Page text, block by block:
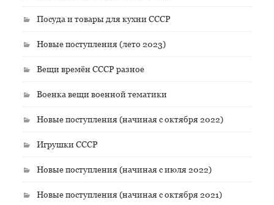
Посуда и товары для кухни СССР
Новые поступления (лето 2023)
Вещи времён СССР разное
Военка вещи военной тематики
Новые поступления (начиная с октября 2022)
Игрушки СССР
Новые поступления (начиная с июля 2022)
Новые поступления (начиная с октября 2021)